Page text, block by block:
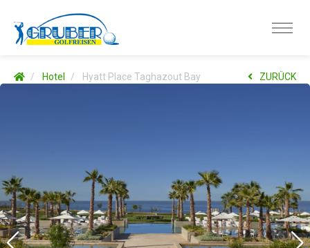
Hotel Hyatt Place Taghazout Bay ZURÜCK